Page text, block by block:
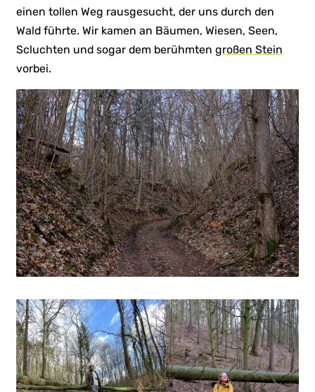
einen tollen Weg rausgesucht, der uns durch den
Wald führte. Wir kamen an Bäumen, Wiesen, Seen,
Scluchten und sogar dem berühmtengroßen Stein
vorbei.